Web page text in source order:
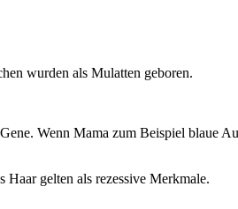
wurden als Mulatten geboren.
Wenn Mama zum Beispiel blaue
Haar gelten als rezessive Merkmale.